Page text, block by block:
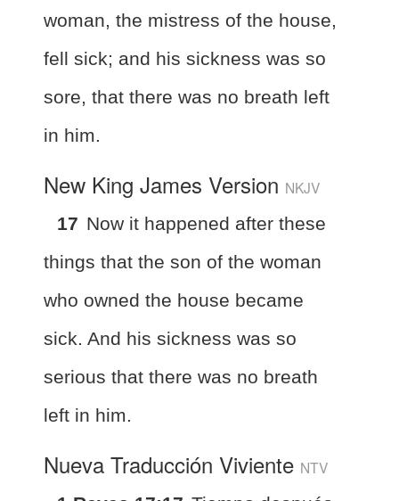
woman, the mistress of the house,
fell sick; and his sickness was so
sore, that there was no breath left
in him.
New King James Version NKJV
17 Now it happened after these
things that the son of the woman
who owned the house became
sick. And his sickness was so
serious that there was no breath
left in him.
Nueva Traducción Viviente NTV